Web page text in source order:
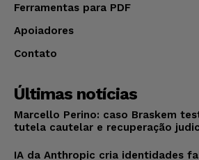
Ferramentas para PDF
Apoiadores
Contato
Últimas notícias
Marcello Perino: caso Braskem
tutela cautelar e recuperação
IA da Anthropic cria identidades